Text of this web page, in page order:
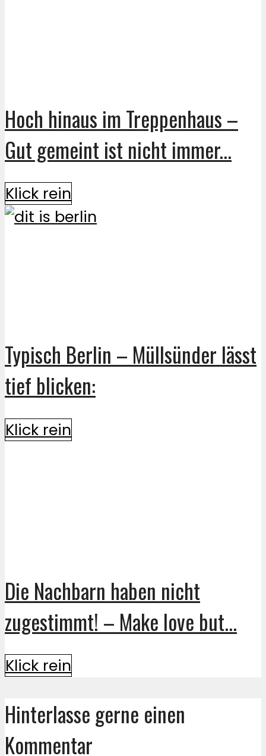
Hoch hinaus im Treppenhaus –
Gut gemeint ist nicht immer...
Klick rein
Typisch Berlin – Müllsünder lässt
tief blicken:
Klick rein
Die Nachbarn haben nicht
zugestimmt! – Make love but...
Klick rein
Hinterlasse gerne einen
Kommentar